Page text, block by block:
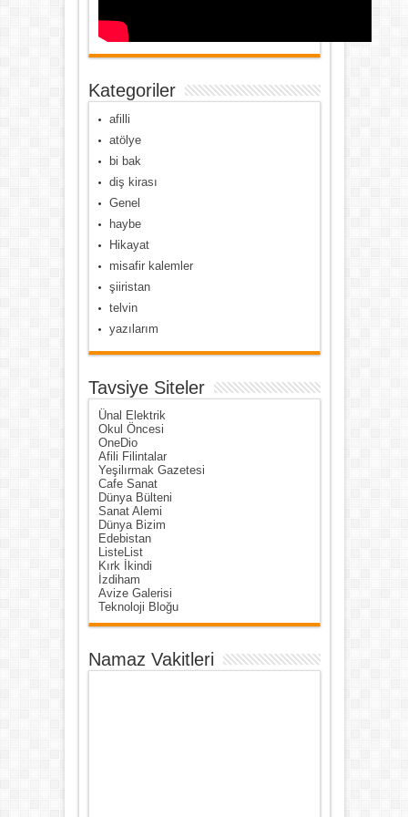
Kategoriler
afilli
atölye
bi bak
diş kirası
Genel
haybe
Hikayat
misafir kalemler
şiiristan
telvin
yazılarım
Tavsiye Siteler
Ünal Elektrik
Okul Öncesi
OneDio
Afili Filintalar
Yeşilırmak Gazetesi
Cafe Sanat
Dünya Bülteni
Sanat Alemi
Dünya Bizim
Edebistan
ListeList
Kırk İkindi
İzdiham
Avize Galerisi
Teknoloji Bloğu
Namaz Vakitleri